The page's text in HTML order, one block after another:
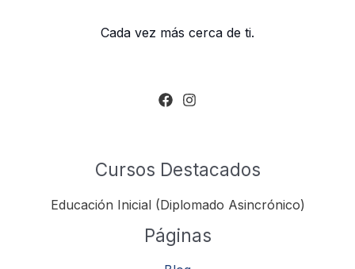
Cada vez más cerca de ti.
Cursos Destacados
Educación Inicial (Diplomado Asincrónico)
Páginas